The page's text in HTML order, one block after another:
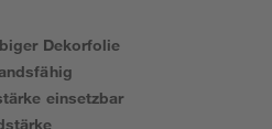
Dekorfolie
einsetzbar